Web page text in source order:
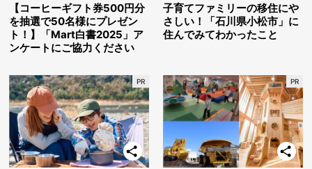
【コーヒーギフト券500円分
を抽選で50名様にプレゼン
ト！】「Mart白書2025」ア
ンケートにご協力ください
子育てファミリーの移住にや
さしい！「石川県小松市」に
住んでみてわかったこと